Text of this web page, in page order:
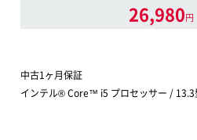
26,980円
中古1ヶ月保証
インテル® Core™ i5 プロセッサー / 13.3